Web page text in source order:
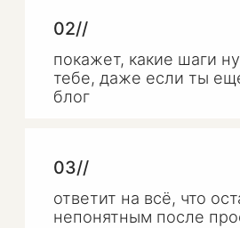
Ты уйдёшь с чётким планом, что
дальше. А еще расскажет про мое
менторство «Заработок на Reels»
мало, скорее заполняй анкету👇
с брендами, как UGC-креатор
Хочу учиться у Арины